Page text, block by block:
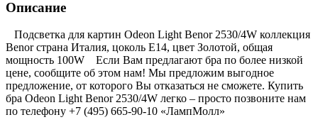
Описание
Подсветка для картин Odeon Light Benor 2530/4W коллекция
Benor страна Италия, цоколь E14, цвет Золотой, общая
мощность 100W Если Вам предлагают бра по более низкой
цене, сообщите об этом нам! Мы предложим выгодное
предложение, от которого Вы отказаться не сможете. Купить
бра Odeon Light Benor 2530/4W легко – просто позвоните нам
по телефону +7 (495) 665-90-10 «ЛампМолл»